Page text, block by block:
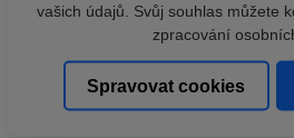
vašich údajů. Svůj souhlas můžete
zpracování
Spravovat cookies